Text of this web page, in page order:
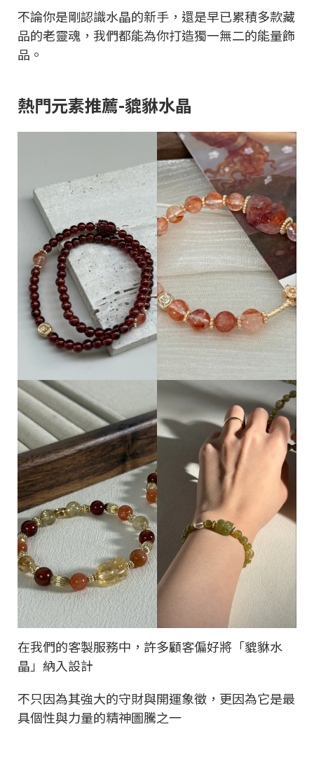
不論你是剛認識水晶的新手，還是早已累積多款藏
品的老靈魂，我們都能為你打造獨一無二的能量飾
品。
熱門元素推薦-貔貅水晶
在我們的客製服務中，許多顧客偏好將「貔貅水
晶」納入設計
不只因為其強大的守財與開運象徵，更因為它是最
具個性與力量的精神圖騰之一